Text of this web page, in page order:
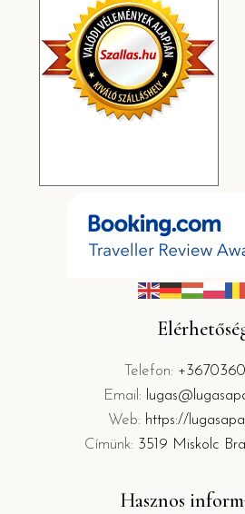
Telefon:
Email:
Web: https://
Címünk: 3519 Miskolc
Hasznos